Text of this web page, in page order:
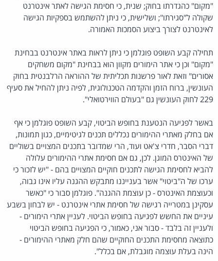
"מקום" כהגדרתו בחוק; שנית, כי חסימת הגישה לאתר אינטרנט
שקולה ל"סגירתו"; ושלישית, כי ניתן להשתמש בספקיות הגישה
לאינטרנט לצורך ביצוע הסמכות האמורה.
תחילה קבע השופט פוגלמן כי ניתן לראות באתר אינטרנט בבחינת
"מקום" וכן כי אתר הימורים מקוון הוא בבחינת "מקום משחקים
אסורים" וזאת לאור פרשנות תכליתית של ההוראה הרלבנטית בחוק
העונשין, ברוח הזמן והקדמה הטכנולוגית, לפיה ניתן להחיל את סעיף
229 לחוק העונשין גם "בעולם הווירטואלי".
באשר לפגיעה הנטענת בחופש הביטוי, קבע השופט פוגלמן כי אף
אם בחלק מאתרי ההימורים נכללים תכנים לגיטימיים, כגון תמונות,
דברי הסבר, חדרי צ'אט ועוד, הרי שמדובר בתכנים המצויים בשוליים
של האינטרס המוגן. לכן, גם אם חסימת אתרי ההימורים עלולה
להביא לחסימת הגישה לתכנים חוקיים המצויים בהם - "יש לזכור כי
ערכו של ה"ביטוי" אשר בענייננו מתבקש ההגנה עליו אינו גבוה,
וכעוצמת האינטרס - כן עוצמת ההגנה". פוגלמן סבור כי "כאשר
עסקינן במטרייה רגישה של חסימת אתרי אינטרנט - יש לבחון בשבע
עיניים את החשש לפגיעה בחופש הביטוי. לעניין אתרי הימורים -
ולעניין זה בלבד - סבור אני, כאמור, כי הפגיעה בחופש הביטוי
כתוצאה מחסימת התכנים החוקיים שהם חלק מאתרי ההימורים -
הינה בעלת עוצמה מוגבלת, אם בכלל".